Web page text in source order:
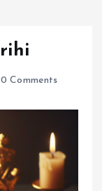
Comments